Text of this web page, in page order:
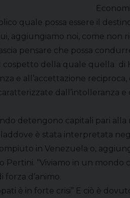
quale possa essere il
aggiungiamo noi, come
pensare che possa
della quale quella di
e all’accettazione
dall’intolleranza
detengono capitali pari
è stata interpretata
in Venezuela o,
“Viviamo in un
d’animo.
è in forte crisi” E ciò è